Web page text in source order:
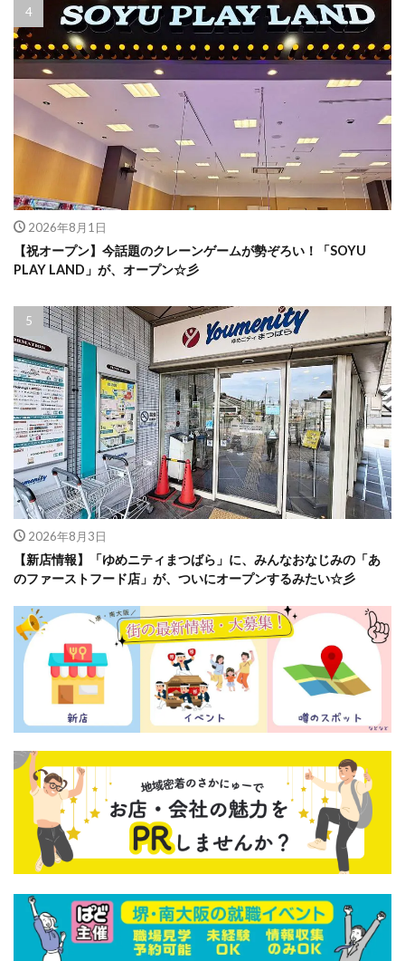
2026年8月1日
【祝オープン】今話題のクレーンゲームが勢ぞろい！「SOYU
PLAY LAND」が、オープン☆彡
2026年8月3日
【新店情報】「ゆめニティまつばら」に、みんなおなじみの「あ
のファーストフード店」が、ついにオープンするみたい☆彡